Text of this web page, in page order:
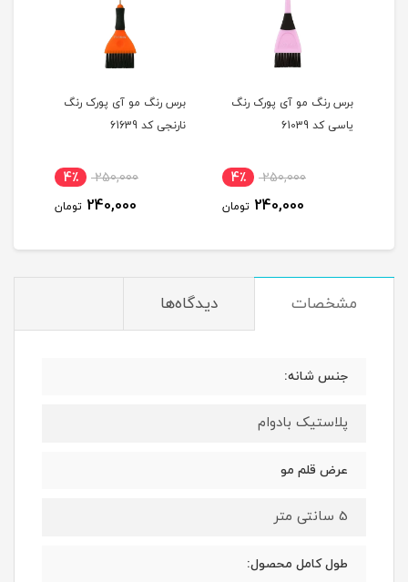
برس رنگ مو آی پورک رنگ
یاسی کد 61039
250,000 4٪
240,000 تومان
برس رنگ مو آی پورک رنگ
نارنجی کد 61639
250,000 4٪
240,000 تومان
مشخصات دیدگاه‌ها
جنس شانه:
پلاستیک بادوام
عرض قلم مو
5 سانتی متر
طول کامل محصول: